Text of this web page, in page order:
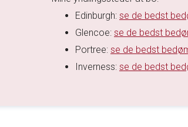
Edinburgh: se de bedst
Glencoe: se de bedst
Portree: se de bedst
Inverness: se de bedst